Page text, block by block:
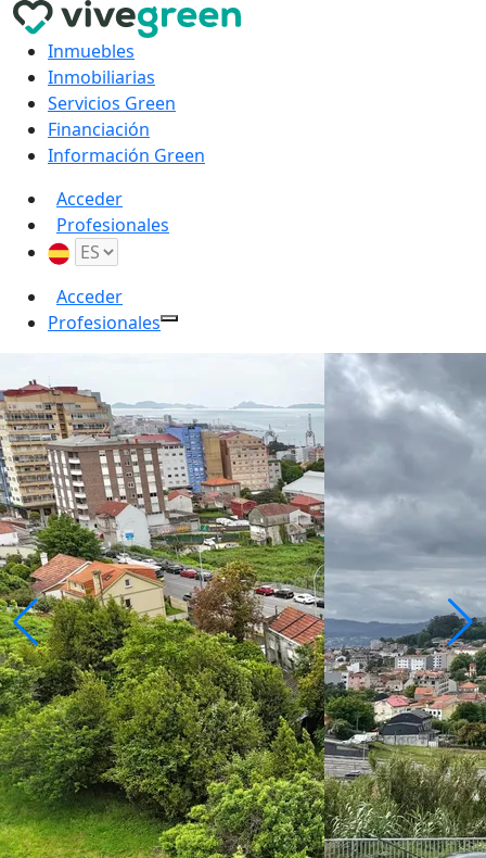
Inmuebles
Inmobiliarias
Servicios Green
Financiación
Información Green
Acceder
Profesionales
Acceder
Profesionales